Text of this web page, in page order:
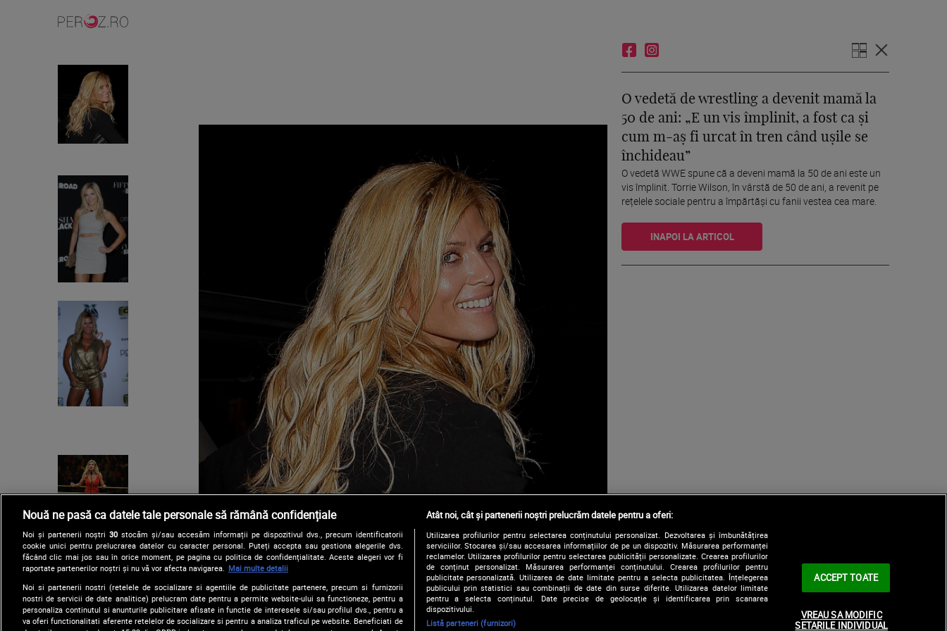
O vedetă de wrestling a devenit mamă la
50 de ani: „E un vis împlinit, a fost ca și
cum m-aș fi urcat în tren când ușile se
închideau”
O vedetă WWE spune că a deveni mamă la 50 de ani este un
vis împlinit. Torrie Wilson, în vârstă de 50 de ani, a revenit pe
rețelele sociale pentru a împărtăși cu fanii vestea cea mare.
Nouă ne pasă ca datele tale personale să rămână confidențiale
Noi și partenerii noștri 30stocăm și/sau accesăm informații pe dispozitivul dvs., precum identificatorii
cookie unici pentru prelucrarea datelor cu caracter personal. Puteți accepta sau gestiona alegerile dvs.
făcând clic mai jos sau în orice moment, pe pagina cu politica de confidențialitate. Aceste alegeri vor fi
raportate partenerilor noștri și nu vă vor afecta navigarea. Mai multe detalii
Noi si partenerii nostri (retelele de socializare si agentiile de publicitate partenere, precum si furnizorii
nostri de servicii de date analitice) prelucram date pentru a permite website-ului sa functioneze, pentru a
personaliza continutul si anunturile publicitare afisate in functie de interesele si/sau profilul dvs., pentru a
va oferi functionalitati aferente retelelor de socializare si pentru a analiza traficul pe website. Beneficiati de
Atât noi, cât și partenerii noștri prelucrăm datele pentru a oferi:
Utilizarea profilurilor pentru selectarea conținutului personalizat. Dezvoltarea și îmbunătățirea
serviciilor. Stocarea și/sau accesarea informațiilor de pe un dispozitiv. Măsurarea performanței
reclamelor. Utilizarea profilurilor pentru selectarea publicității personalizate. Crearea profilurilor
de conținut personalizat. Măsurarea performanței conținutului. Crearea profilurilor pentru
publicitate personalizată. Utilizarea de date limitate pentru a selecta publicitatea. Înțelegerea
publicului prin statistici sau combinații de date din surse diferite. Utilizarea datelor limitate
pentru a selecta conținutul. Date precise de geolocație și identificarea prin scanarea
dispozitivului.
Listă parteneri (furnizori)
ACCEPT TOATE
VREAU SA MODIFIC
SETARILE INDIVIDUAL